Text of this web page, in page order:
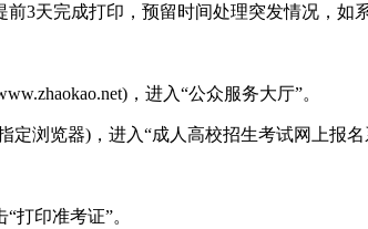
天完成打印，预留时间处理突发情况，如系
，进入“公众服务大厅”。
览器)，进入“成人高校招生考试网上报名
印准考证”。